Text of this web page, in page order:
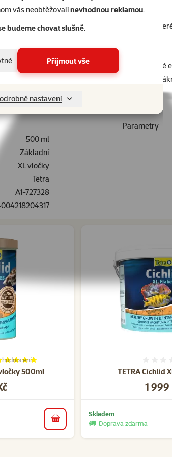
vás neobtěžovalinevhodnou reklamou.
budeme chovat slušně.
Přijmout vše
nastavení
všechny velké druhy okrasných ryb.
vysoce kvalitních surovin, zahrnujících
denně malé množství.
z ryb, obiloviny, kvasnice, rostlinné
vlhkost 6%, tuky 9%, hrubé popeloviny 11%,
Parametry
500 ml
Základní
XL vločky
Tetra
A1-727328
500ml
100%, počet hodnocení: 1
hodnocení
do košíku
TETRA Cichlid
Cena
1 999
Skladem
Doprava zdarma